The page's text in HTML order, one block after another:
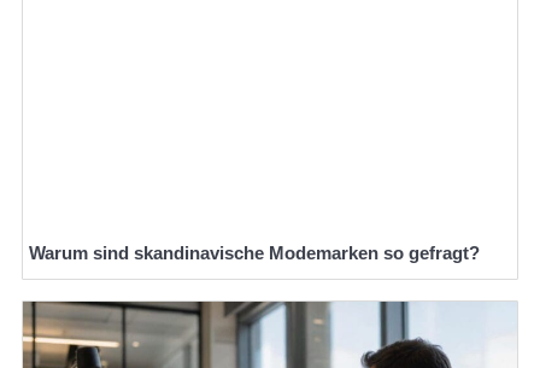
Warum sind skandinavische Modemarken so gefragt?